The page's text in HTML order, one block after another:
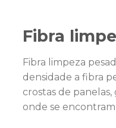
Fibra
Fibra limpeza
densidade a fibra
crostas de
onde se